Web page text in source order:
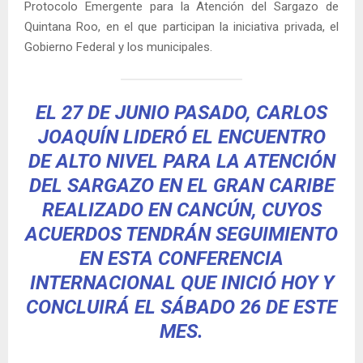
Protocolo Emergente para la Atención del Sargazo de
Quintana Roo, en el que participan la iniciativa privada, el
Gobierno Federal y los municipales.
EL 27 DE JUNIO PASADO, CARLOS
JOAQUÍN LIDERÓ EL ENCUENTRO
DE ALTO NIVEL PARA LA ATENCIÓN
DEL SARGAZO EN EL GRAN CARIBE
REALIZADO EN CANCÚN, CUYOS
ACUERDOS TENDRÁN SEGUIMIENTO
EN ESTA CONFERENCIA
INTERNACIONAL QUE INICIÓ HOY Y
CONCLUIRÁ EL SÁBADO 26 DE ESTE
MES.